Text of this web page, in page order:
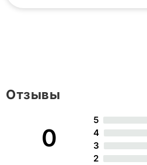
0
5
4
3
2
Отзывы